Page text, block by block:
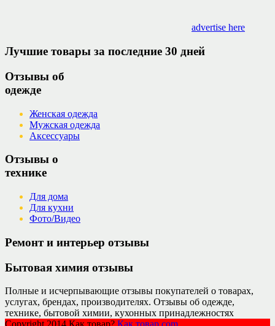
advertise here
Лучшие товары за последние 30 дней
Отзывы об
одежде
Женская одежда
Мужская одежда
Аксессуары
Отзывы о
технике
Для дома
Для кухни
Фото/Видео
Ремонт и интерьер отзывы
Бытовая химия отзывы
Полные и исчерпывающие отзывы покупателей о товарах,
услугах, брендах, производителях. Отзывы об одежде,
технике, бытовой химии, кухонных принадлежностях